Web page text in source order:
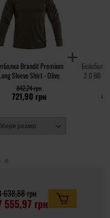
Brandit Premium
Sleeve Shirt - Olive
721,90 грн
842,24 грн
2.0 BB
638,88 грн
555,97 грн